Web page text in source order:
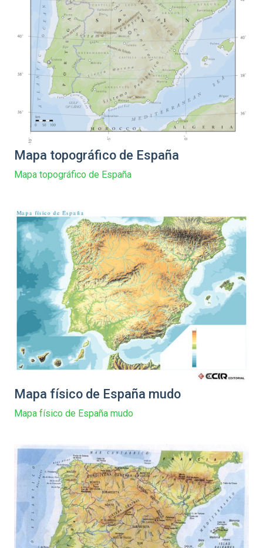
Mapa topográfico de España
Mapa topográfico de España
Mapa físico de España mudo
Mapa físico de España mudo